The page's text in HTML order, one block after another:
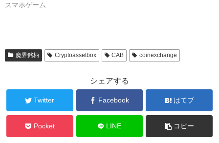
スマホゲーム
魔界銘柄 Cryptoassetbox CAB coinexchange
シェアする
Twitter Facebook はてブ
Pocket LINE コピー